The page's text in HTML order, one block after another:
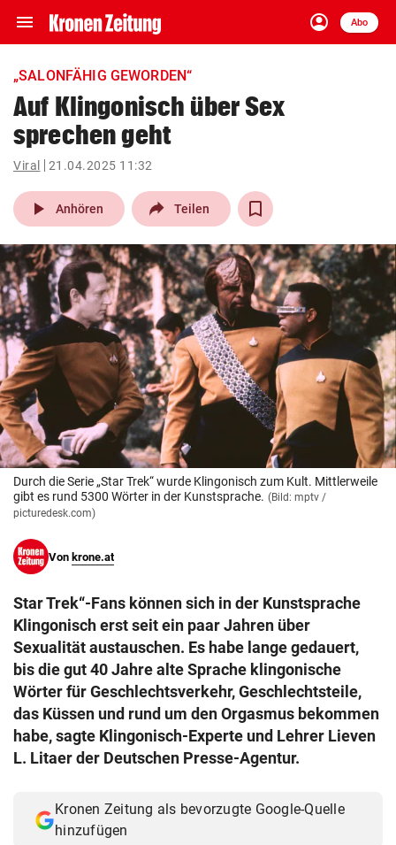
menu Navigation
ein-/ausklappen
account_circle
Anmelden
Abo
close Schließen
account_circle Anmelden
pin_drop
Wien arrow_right
bookmark
search
Suchbegriff
eingeben
© Krone Multimedia GmbH & Co KG 2026
Muthgasse 2, 1190 Wien
„SALONFÄHIG GEWORDEN“
Auf Klingonisch über Sex
sprechen geht
Viral 21.04.2025 11:32
play_arrow Anhören Teilen
Durch die Serie „Star Trek“ wurde Klingonisch zum Kult. Mittlerweile
gibt es rund 5300 Wörter in der Kunstsprache. (Bild: mptv /
picturedesk.com)
Von krone.at
Star Trek“-Fans können sich in der Kunstsprache
Klingonisch erst seit ein paar Jahren über
Sexualität austauschen. Es habe lange gedauert,
bis die gut 40 Jahre alte Sprache klingonische
Wörter für Geschlechtsverkehr, Geschlechtsteile,
das Küssen und rund um den Orgasmus bekommen
habe, sagte Klingonisch-Experte und Lehrer Lieven
L. Litaer der Deutschen Presse-Agentur.
Kronen Zeitung als bevorzugte Google-Quelle
hinzufügen